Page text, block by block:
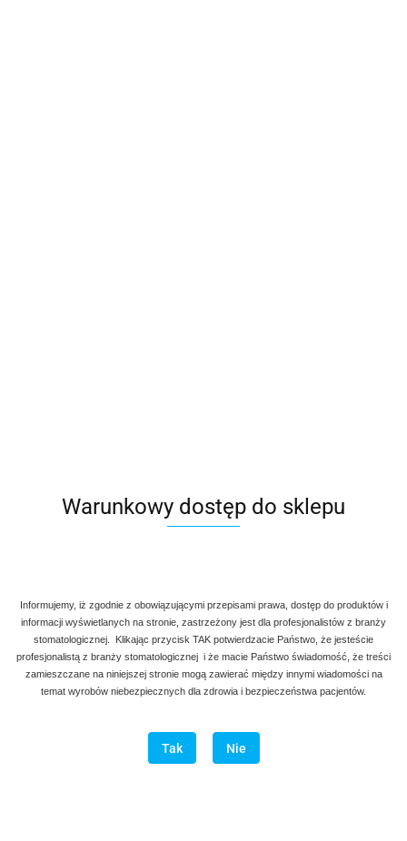
Warunkowy dostęp do sklepu
Informujemy, iż zgodnie z obowiązującymi przepisami prawa, dostęp do produktów i
informacji wyświetlanych na stronie, zastrzeżony jest dla profesjonalistów z branży
stomatologicznej. Klikając przycisk TAK potwierdzacie Państwo, że jesteście
profesjonalistą z branży stomatologicznej i że macie Państwo świadomość, że treści
zamieszczane na niniejszej stronie mogą zawierać między innymi wiadomości na
temat wyrobów niebezpiecznych dla zdrowia i bezpieczeństwa pacjentów.
Tak Nie